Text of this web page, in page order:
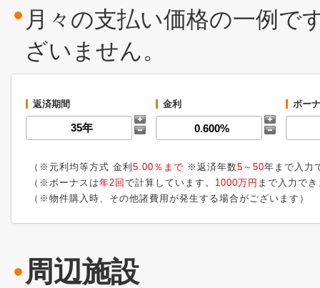
月々の支払い価格の一例で
ざいません。
返済期間 金利 ボー
（※元利均等方式 金利 5.00％まで ※返済年数5～50年まで入力
（※ボーナスは年2回 で計算しています。 1000万円 まで入力で
（※物件購入時、その他諸費用が発生する場合がございます）
周辺施設